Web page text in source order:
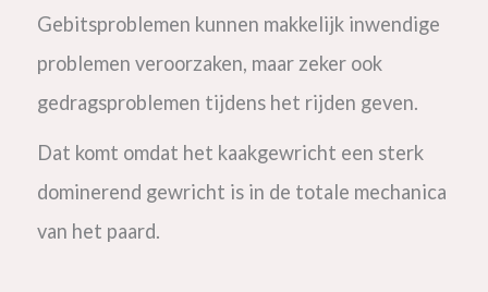
Gebitsproblemen kunnen makkelijk inwendige
problemen veroorzaken, maar zeker ook
gedragsproblemen tijdens het rijden geven.
Dat komt omdat het kaakgewricht een sterk
dominerend gewricht is in de totale mechanica
van het paard.